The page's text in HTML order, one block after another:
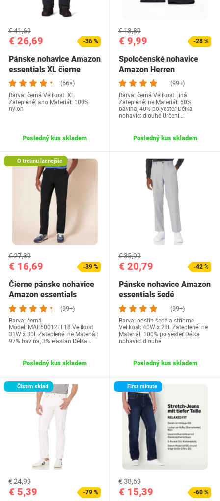
€ 26,69
€ 41,69
-36 %
Pánske nohavice Amazon
essentials XL čierne
(66×)
Barva: černá Velikost: XL
Zateplené: ano Materiál: 100%
nylon
Posledný kus skladem
€ 9,99
€ 13,89
-28 %
Spoločenské nohavice
Amazon Herren
F16AE60001
(99+)
Barva: černá Velikost: jiná
Zateplené: ne Materiál: 60%
bavlna, 40% polyester Délka
nohavic: dlouhé Určení:…
Posledný kus skladem
O tretinu lacnejšie
€ 16,69
€ 27,39
-39 %
Čierne pánske nohavice
Amazon essentials
(99+)
Barva: černá
Model: MAE60012FL18 Velikost:
31W x 30L Zateplené: ne Materiál:
97% bavlna, 3% elastan Délka…
Posledný kus skladem
€ 20,79
€ 35,99
-42 %
Pánske nohavice Amazon
essentials šedé
(99+)
Barva: odstín šedé a stříbrné
Velikost: 40W x 28L Zateplené: ne
Materiál: 100% polyester Délka
nohavic: dlouhé
Posledný kus skladem
Čistím sklad
€ 5,39
€ 24,99
-79 %
First minute
€ 15,39
€ 38,69
-60 %